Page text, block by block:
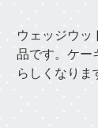
ウェッジウ
品です。ケー
らしくなり